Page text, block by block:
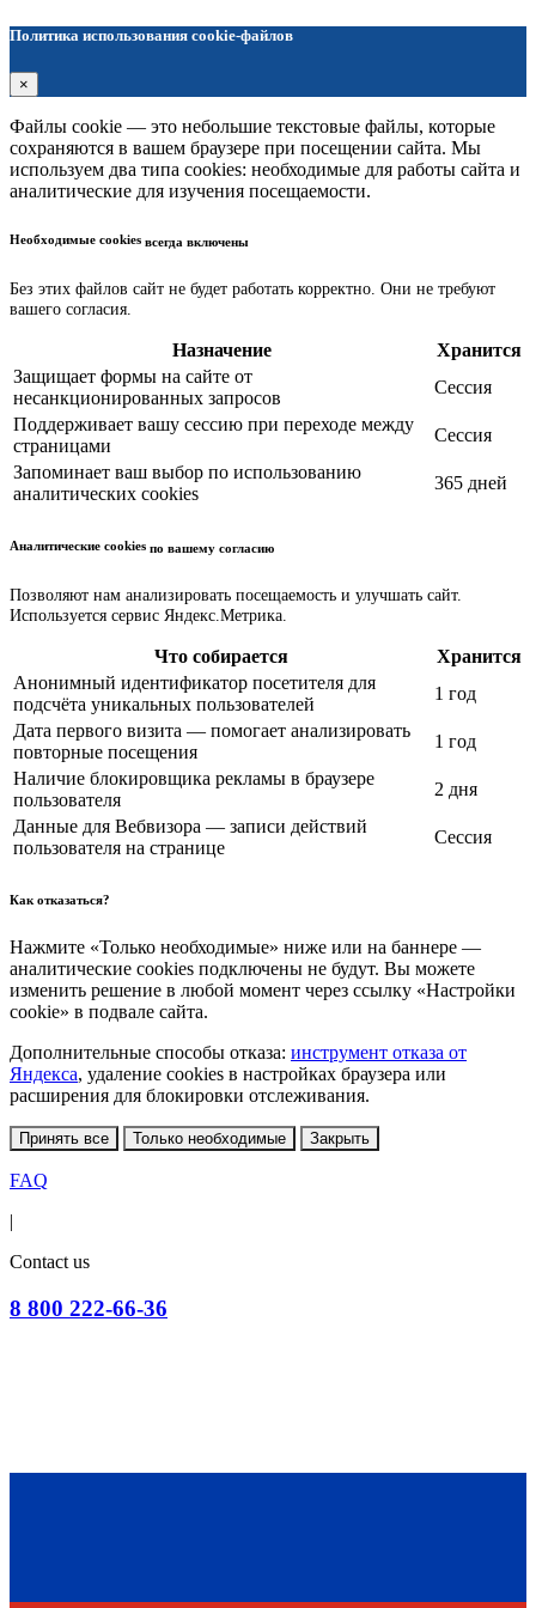
Политика использования cookie-файлов
×
Файлы cookie — это небольшие текстовые файлы, которые
сохраняются в вашем браузере при посещении сайта. Мы
используем два типа cookies: необходимые для работы сайта и
аналитические для изучения посещаемости.
Необходимые cookies всегда включены
Без этих файлов сайт не будет работать корректно. Они не требуют
вашего согласия.
Назначение
Хранится
Защищает формы на сайте от
несанкционированных запросов
Сессия
Поддерживает вашу сессию при переходе между
страницами
Сессия
Запоминает ваш выбор по использованию
аналитических cookies
365 дней
Аналитические cookies по вашему согласию
Позволяют нам анализировать посещаемость и улучшать сайт.
Используется сервис Яндекс.Метрика.
Что собирается
Хранится
Анонимный идентификатор посетителя для
подсчёта уникальных пользователей
1 год
Дата первого визита — помогает анализировать
повторные посещения
1 год
Наличие блокировщика рекламы в браузере
пользователя
2 дня
Данные для Вебвизора — записи действий
пользователя на странице
Сессия
Как отказаться?
Нажмите «Только необходимые» ниже или на баннере —
аналитические cookies подключены не будут. Вы можете
изменить решение в любой момент через ссылку «Настройки
cookie» в подвале сайта.
Дополнительные способы отказа: инструмент отказа от
Яндекса, удаление cookies в настройках браузера или
расширения для блокировки отслеживания.
Принять все Только необходимые Закрыть
FAQ
|
Contact us
8 800 222-66-36